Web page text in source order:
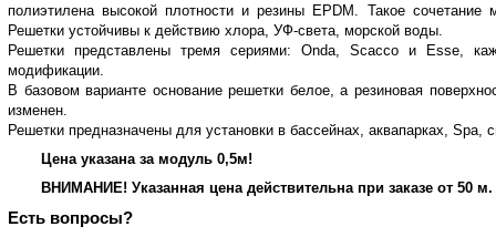
полиэтилена высокой плотности и резины EPDM. Такое сочетание
Решетки устойчивы к действию хлора, УФ-света, морской воды.
Решетки представлены тремя сериями: Onda, Scacco и Esse,
модификации.
В базовом варианте основание решетки белое, а резиновая
изменен.
Решетки предназначены для установки в бассейнах, аквапарках, Spa,
Цена указана за модуль 0,5м!
ВНИМАНИЕ! Указанная цена действительна при заказе от 50 м.
Есть вопросы?